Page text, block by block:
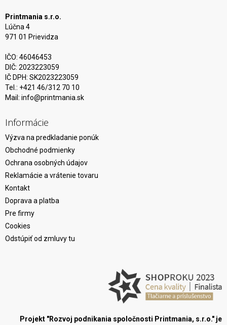
Printmania s.r.o.
Lúčna 4
971 01 Prievidza
IČO: 46046453
DIČ: 2023223059
IČ DPH: SK2023223059
Tel.: +421 46/312 70 10
Mail: info@printmania.sk
Informácie
Výzva na predkladanie ponúk
Obchodné podmienky
Ochrana osobných údajov
Reklamácie a vrátenie tovaru
Kontakt
Doprava a platba
Pre firmy
Cookies
Odstúpiť od zmluvy tu
Projekt "Rozvoj podnikania spoločnosti Printmania, s.r.o." je